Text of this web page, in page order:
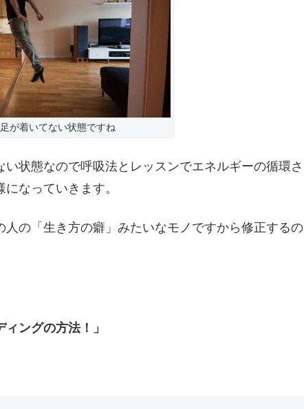
が着いてない状態ですね
状態なので呼吸法とレッスンでエネルギーの循環さ
なっていきます。
の「生き方の癖」みたいなモノですから修正するの
ングの方法！」